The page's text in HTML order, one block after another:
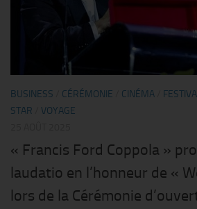
BUSINESS CÉRÉMONIE CINÉMA
STAR
VOYAGE
« Francis Ford Coppola »
laudatio en l’honneur de «
lors de la Cérémonie